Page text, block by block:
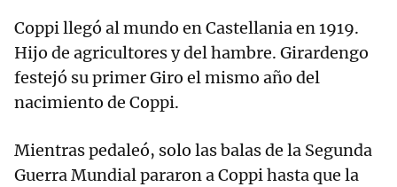
Coppi llegó al mundo en Castellania en 1919.
Hijo de agricultores y del hambre. Girardengo
festejó su primer Giro el mismo año del
nacimiento de Coppi.
Mientras pedaleó, solo las balas de la Segunda
Guerra Mundial pararon a Coppi hasta que la